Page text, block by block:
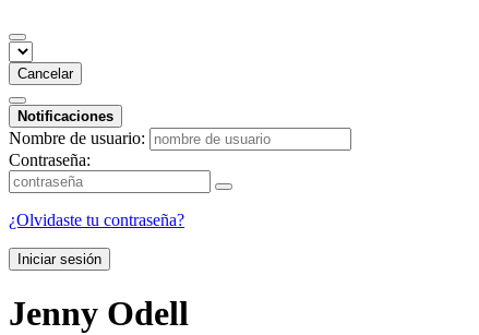
Cancelar
Notificaciones
Nombre de usuario:
Contraseña:
¿Olvidaste tu contraseña?
Iniciar sesión
Jenny Odell